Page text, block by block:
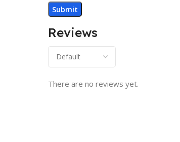
Reviews
There are no reviews yet.